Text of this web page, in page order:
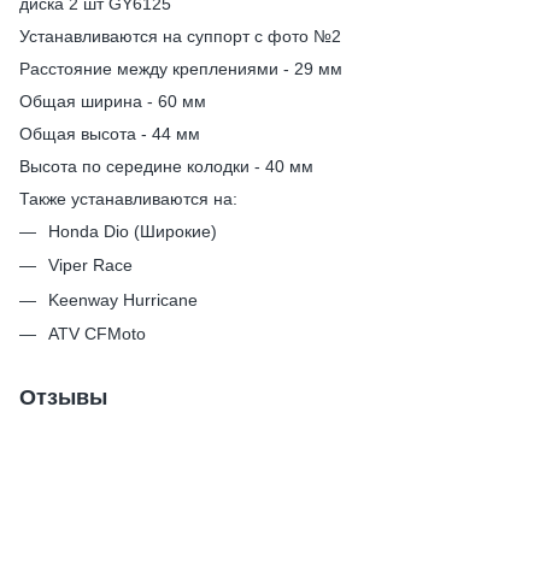
Устанавливаются на суппорт с фото №2
Расстояние между креплениями - 29 мм
Общая ширина - 60 мм
Общая высота - 44 мм
Высота по середине колодки - 40 мм
Также устанавливаются на:
Honda Dio (Широкие)
Viper Race
Keenway Hurricane
ATV CFMoto
Отзывы